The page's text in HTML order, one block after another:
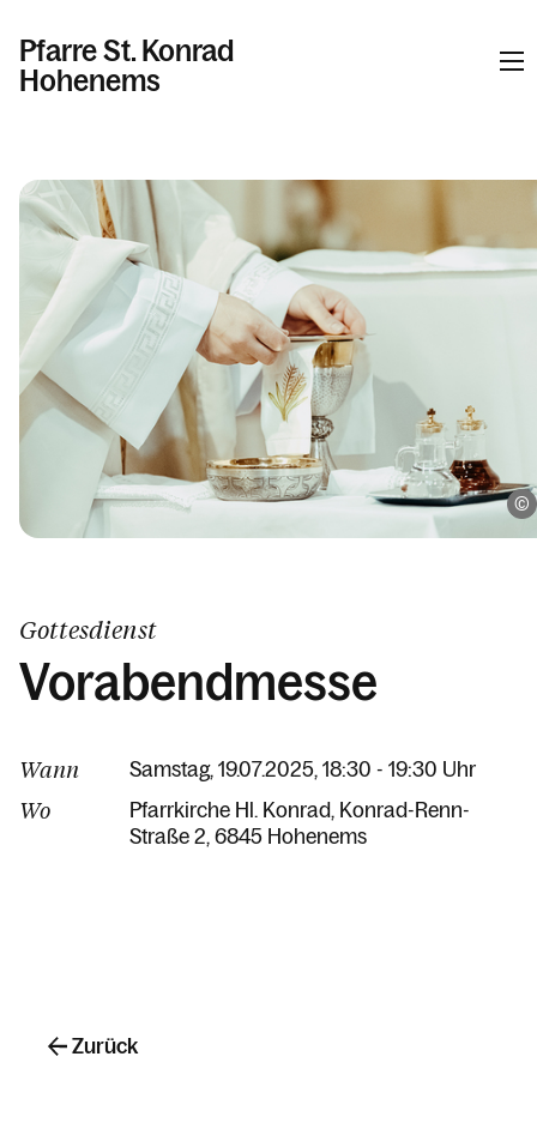
Pfarre St. Konrad
Hohenems
Kontakt
Gottesdienst
Vorabendmesse
Wann Samstag, 19.07.2025, 18:30 - 19:30 Uhr
Wo Pfarrkirche Hl. Konrad Konrad-Renn-
Straße 2 6845 Hohenems
Zurück